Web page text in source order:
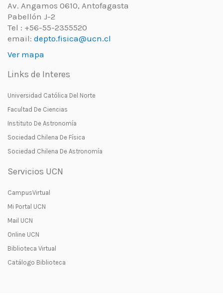
Av. Angamos 0610, Antofagasta
Pabellón J-2
Tel : +56-55-2355520
email: depto.fisica@ucn.cl
Ver mapa
Links de Interes
Universidad Católica Del Norte
Facultad De Ciencias
Instituto De Astronomía
Sociedad Chilena De Física
Sociedad Chilena De Astronomía
Servicios UCN
CampusVirtual
Mi Portal UCN
Mail UCN
Online UCN
Biblioteca Virtual
Catálogo Biblioteca